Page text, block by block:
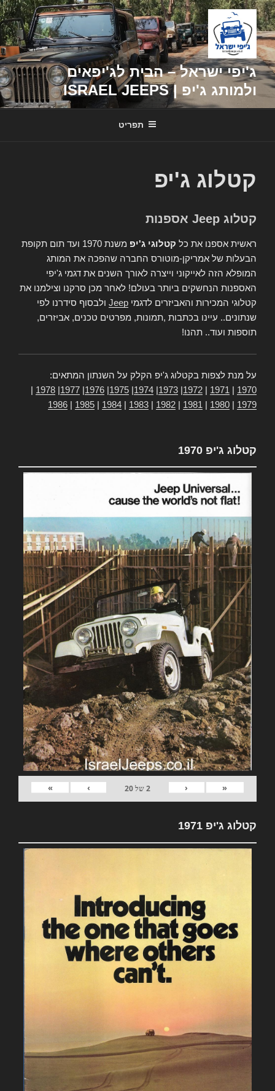
דילוג
לתוכן
ג'יפי ישראל – הבית לג'יפאים
ולמותג ג'יפ | ISRAEL JEEPS
תפריט
קטלוג ג'יפ
קטלוג Jeep אספנות
ראשית אספנו את כל קטלוגי ג'יפ
משנת 1970 ועד תום תקופת
הבעלות של אמריקן-מוטורס החברה שהפכה את המותג
המופלא הזה לאייקוני וייצרה לאורך השנים את דגמי ג'יפי
האספנות הנחשקים ביותר בעולם! לאחר מכן סרקנו וצילמנו את
קטלוגי המכירות והאביזרים לדגמי Jeep ולבסוף סידרנו לפי
שנתונים.. עיינו בכתבות ,תמונות, מפרטים טכנים, אביזרים,
תוספות ועוד.. תהנו!
על מנת לצפות בקטלוג ג'יפ הקלק על השנתון המתאים:
1970
1971
1972
1973
1974
1975
1976
1977
1978
1979
1980
1981
1982
1983
1984
1985
1986
קטלוג ג'יפ 1970
«
‹
2של20
›
»
קטלוג ג'יפ 1971